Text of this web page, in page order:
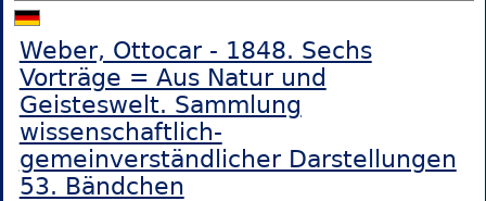
Weber, Ottocar - 1848. Sechs
Vorträge = Aus Natur und
Geisteswelt. Sammlung
wissenschaftlich-
gemeinverständlicher Darstellungen
53. Bändchen